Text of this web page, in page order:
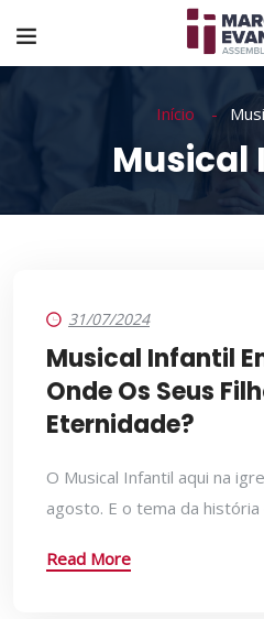
Início
Musical
31/07/2024
Musical Infantil
Onde Os Seus
Eternidade?
O Musical Infantil aqui na
agosto. E o tema da
Read More